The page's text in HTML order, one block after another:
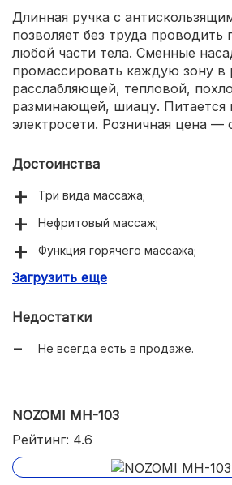
Длинная ручка с
позволяет без труда проводить
любой части тела. Сменные
промассировать каждую зону в
расслабляющей, тепловой,
разминающей, шиацу. Питается
электросети. Розничная цена —
Достоинства
Три вида массажа;
Нефритовый массаж;
Функция горячего массажа;
Регулятор интенсивности
Загрузить еще
Недостатки
Не всегда есть в продаже.
NOZOMI MH-103
Рейтинг: 4.6